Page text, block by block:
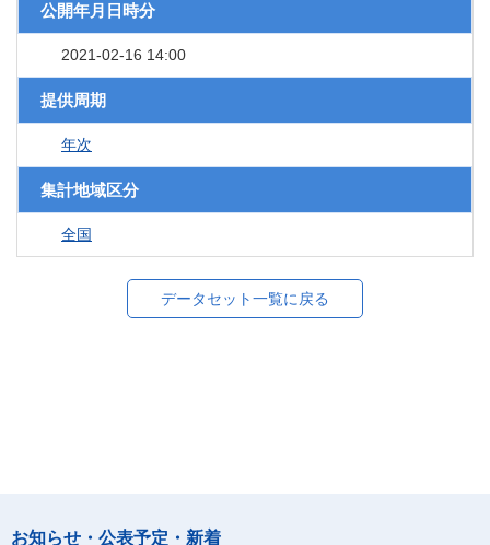
公開年月日時分
2021-02-16 14:00
提供周期
年次
集計地域区分
全国
データセット一覧に戻る
お知らせ・公表予定・新着